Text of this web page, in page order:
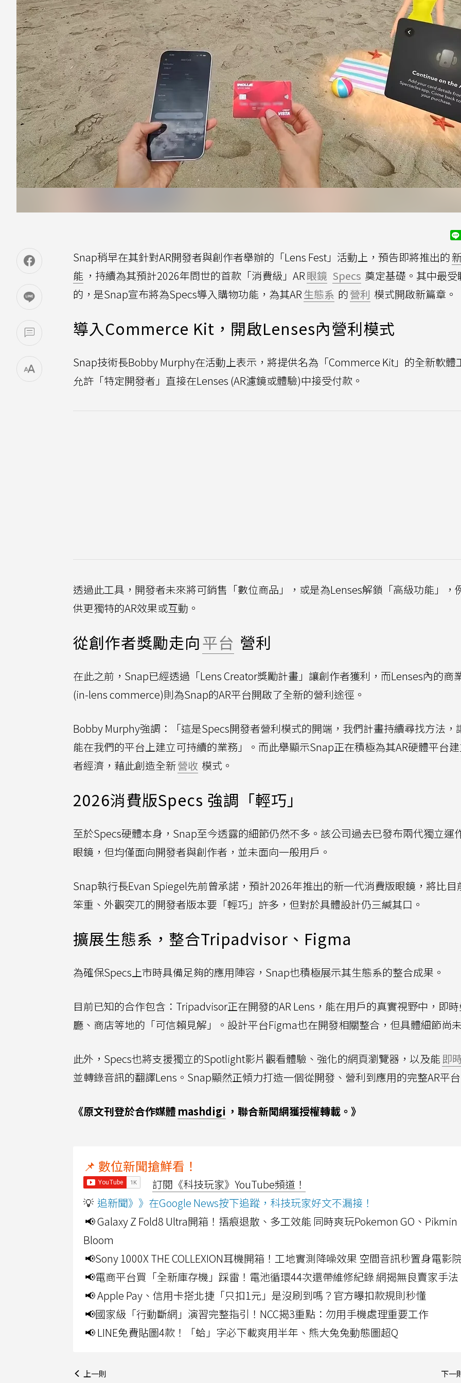
Snap稍早在其針對AR開發者與創作者舉辦的「Lens Fest」活動上，預告即將推出的
能 ，持續為其預計2026年問世的首款「消費級」AR眼鏡 Specs 奠定基礎。其中最受
的，是Snap宣布將為Specs導入購物功能，為其AR生態系 的營利 模式開啟新篇章。
導入Commerce Kit，開啟Lenses內營利模式
Snap技術長Bobby Murphy在活動上表示，將提供名為「Commerce Kit」的全新軟體
允許「特定開發者」直接在Lenses (AR濾鏡或體驗)中接受付款。
透過此工具，開發者未來將可銷售「數位商品」，或是為Lenses解鎖「高級功能」，
供更獨特的AR效果或互動。
從創作者獎勵走向平台 營利
在此之前，Snap已經透過「Lens Creator獎勵計畫」讓創作者獲利，而Lenses內的商
(in-lens commerce)則為Snap的AR平台開啟了全新的營利途徑。
Bobby Murphy強調：「這是Specs開發者營利模式的開端，我們計畫持續尋找方法，
能在我們的平台上建立可持續的業務」。而此舉顯示Snap正在積極為其AR硬體平台
者經濟，藉此創造全新營收 模式。
2026消費版Specs 強調「輕巧」
至於Specs硬體本身，Snap至今透露的細節仍然不多。該公司過去已發布兩代獨立運
眼鏡，但均僅面向開發者與創作者，並未面向一般用戶。
Snap執行長Evan Spiegel先前曾承諾，預計2026年推出的新一代消費版眼鏡，將比目
笨重、外觀突兀的開發者版本要「輕巧」許多，但對於具體設計仍三緘其口。
擴展生態系，整合Tripadvisor、Figma
為確保Specs上市時具備足夠的應用陣容，Snap也積極展示其生態系的整合成果。
目前已知的合作包含：Tripadvisor正在開發的AR Lens，能在用戶的真實視野中，即
廳、商店等地的「可信賴見解」。設計平台Figma也在開發相關整合，但具體細節尚
此外，Specs也將支援獨立的Spotlight影片觀看體驗、強化的網頁瀏覽器，以及能即
並轉錄音訊的翻譯Lens。Snap顯然正傾力打造一個從開發、營利到應用的完整AR平台
《原文刊登於合作媒體 mashdigi ，聯合新聞網獲授權轉載。》
📌 數位新聞搶鮮看！
訂閱《科技玩家》YouTube頻道！
💡 追新聞》》在Google News按下追蹤，科技玩家好文不漏接！
📢 Galaxy Z Fold8 Ultra開箱！摺痕退散、多工效能 同時爽玩Pokemon GO、Pikmin
Bloom
📢Sony 1000X THE COLLEXION耳機開箱！工地實測降噪效果 空間音訊秒置身電影
📢電商平台買「全新庫存機」踩雷！電池循環44次還帶維修紀錄 網揭無良賣家手法
📢 Apple Pay、信用卡搭北捷「只扣1元」是沒刷到嗎？官方曝扣款規則秒懂
📢國家級「行動斷網」演習完整指引！NCC揭3重點：勿用手機處理重要工作
📢 LINE免費貼圖4款！「蛤」字必下載爽用半年、熊大兔兔動態圖超Q
上一則 下一